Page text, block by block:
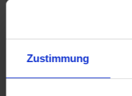
Zustimmung